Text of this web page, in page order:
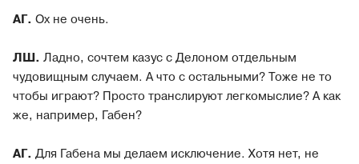
АГ. Ох не очень.
ЛШ. Ладно, сочтем казус с Делоном отдельным
чудовищным случаем. А что с остальными? Тоже не то
чтобы играют? Просто транслируют легкомыслие? А как
же, например, Габен?
АГ. Для Габена мы делаем исключение. Хотя нет, не